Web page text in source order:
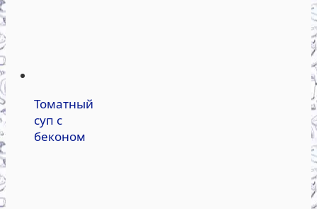
Томатный
суп с
беконом